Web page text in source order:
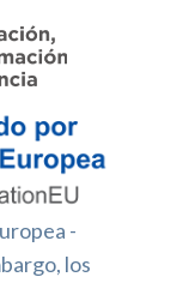
-
los